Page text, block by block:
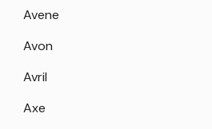
Avene
Avon
Avril
Axe